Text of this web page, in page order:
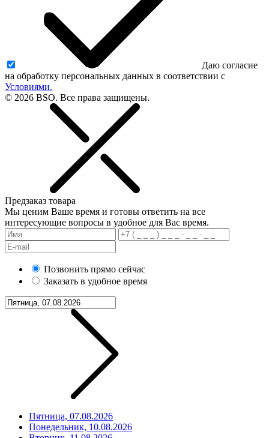
Даю согласие
на обработку персональных данных в соответствии с
Условиями.
© 2026 BSO. Все права защищены.
Предзаказ товара
Мы ценим Ваше время и готовы ответить на все
интересующие вопросы в удобное для Вас время.
Позвонить прямо сейчас
Заказать в удобное время
Пятница, 07.08.2026
Понедельник, 10.08.2026